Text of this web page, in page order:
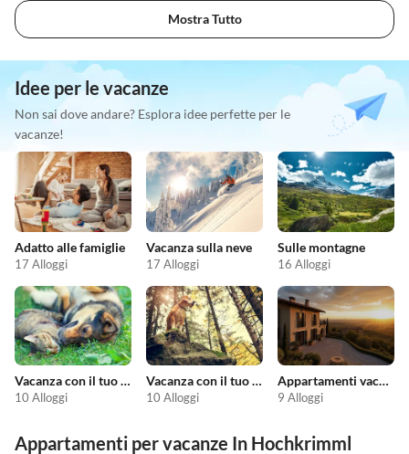
Mostra Tutto
Idee per le vacanze
Non sai dove andare? Esplora idee perfette per le
vacanze!
Adatto alle famiglie
17 Alloggi
Vacanza sulla neve
17 Alloggi
Sulle montagne
16 Alloggi
Vacanza con il tuo animale domestico
10 Alloggi
Vacanza con il tuo cane
10 Alloggi
Appartamenti vacanze economici
9 Alloggi
Appartamenti per vacanze In Hochkrimml